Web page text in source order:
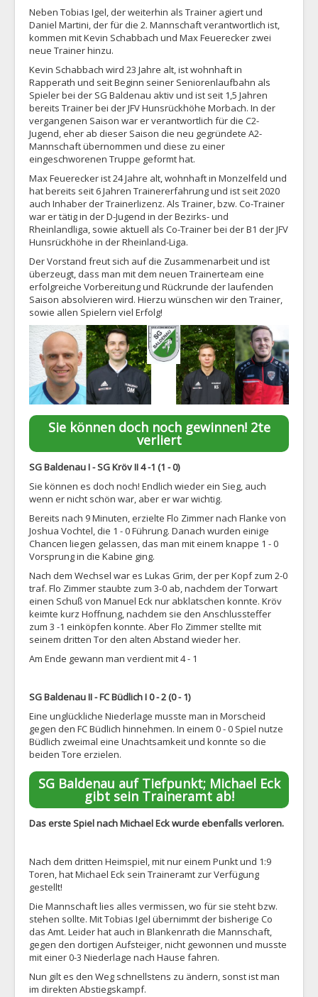
Neben Tobias Igel, der weiterhin als Trainer agiert und
Daniel Martini, der für die 2. Mannschaft verantwortlich ist,
kommen mit Kevin Schabbach und Max Feuerecker zwei
neue Trainer hinzu.
Kevin Schabbach wird 23 Jahre alt, ist wohnhaft in
Rapperath und seit Beginn seiner Seniorenlaufbahn als
Spieler bei der SG Baldenau aktiv und ist seit 1,5 Jahren
bereits Trainer bei der JFV Hunsrückhöhe Morbach. In der
vergangenen Saison war er verantwortlich für die C2-
Jugend, eher ab dieser Saison die neu gegründete A2-
Mannschaft übernommen und diese zu einer
eingeschworenen Truppe geformt hat.
Max Feuerecker ist 24 Jahre alt, wohnhaft in Monzelfeld und
hat bereits seit 6 Jahren Trainererfahrung und ist seit 2020
auch Inhaber der Trainerlizenz. Als Trainer, bzw. Co-Trainer
war er tätig in der D-Jugend in der Bezirks- und
Rheinlandliga, sowie aktuell als Co-Trainer bei der B1 der JFV
Hunsrückhöhe in der Rheinland-Liga.
Der Vorstand freut sich auf die Zusammenarbeit und ist
überzeugt, dass man mit dem neuen Trainerteam eine
erfolgreiche Vorbereitung und Rückrunde der laufenden
Saison absolvieren wird. Hierzu wünschen wir den Trainer,
sowie allen Spielern viel Erfolg!
Sie können doch noch gewinnen! 2te
verliert
SG Baldenau I - SG Kröv II 4 -1 (1 - 0)
Sie können es doch noch! Endlich wieder ein Sieg, auch
wenn er nicht schön war, aber er war wichtig.
Bereits nach 9 Minuten, erzielte Flo Zimmer nach Flanke von
Joshua Vochtel, die 1 - 0 Führung. Danach wurden einige
Chancen liegen gelassen, das man mit einem knappe 1 - 0
Vorsprung in die Kabine ging.
Nach dem Wechsel war es Lukas Grim, der per Kopf zum 2-0
traf. Flo Zimmer staubte zum 3-0 ab, nachdem der Torwart
einen Schuß von Manuel Eck nur abklatschen konnte. Kröv
keimte kurz Hoffnung, nachdem sie den Anschlussteffer
zum 3 -1 einköpfen konnte. Aber Flo Zimmer stellte mit
seinem dritten Tor den alten Abstand wieder her.
Am Ende gewann man verdient mit 4 - 1
SG Baldenau II - FC Büdlich I 0 - 2 (0 - 1)
Eine unglückliche Niederlage musste man in Morscheid
gegen den FC Büdlich hinnehmen. In einem 0 - 0 Spiel nutze
Büdlich zweimal eine Unachtsamkeit und konnte so die
beiden Tore erzielen.
SG Baldenau auf Tiefpunkt; Michael Eck
gibt sein Traineramt ab!
Das erste Spiel nach Michael Eck wurde ebenfalls verloren.
Nach dem dritten Heimspiel, mit nur einem Punkt und 1:9
Toren, hat Michael Eck sein Traineramt zur Verfügung
gestellt!
Die Mannschaft lies alles vermissen, wo für sie steht bzw.
stehen sollte. Mit Tobias Igel übernimmt der bisherige Co
das Amt. Leider hat auch in Blankenrath die Mannschaft,
gegen den dortigen Aufsteiger, nicht gewonnen und musste
mit einer 0-3 Niederlage nach Hause fahren.
Nun gilt es den Weg schnellstens zu ändern, sonst ist man
im direkten Abstiegskampf.